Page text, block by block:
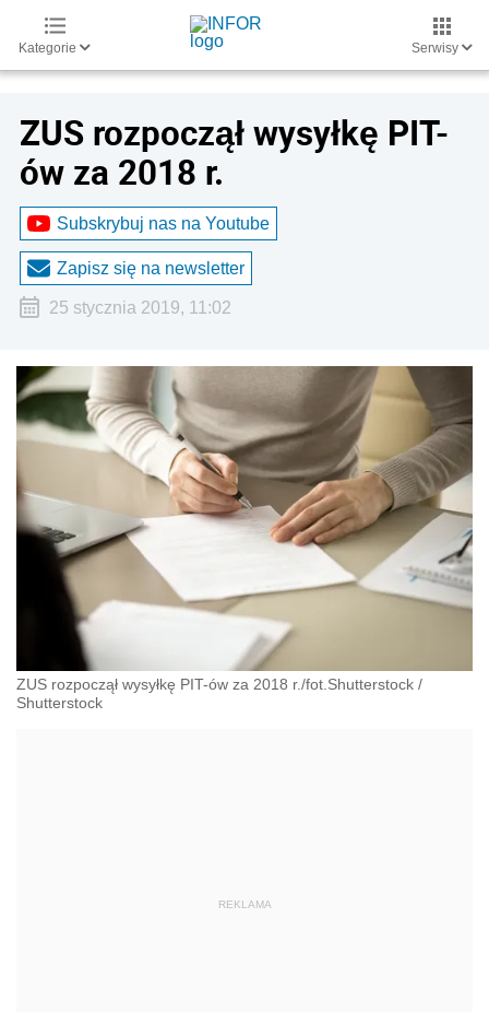
Kategorie Serwisy
ZUS rozpoczął wysyłkę PIT-
ów za 2018 r.
Subskrybuj nas na Youtube
Zapisz się na newsletter
25 stycznia 2019, 11:02
ZUS rozpoczął wysyłkę PIT-ów za 2018 r./fot.Shutterstock /
Shutterstock